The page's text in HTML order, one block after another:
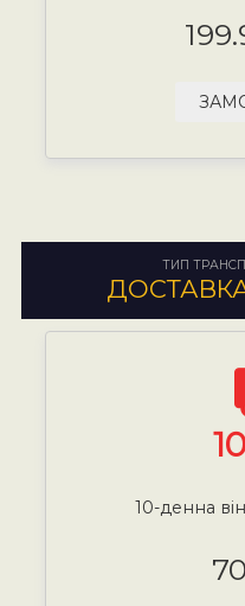
ТИП
10-денна